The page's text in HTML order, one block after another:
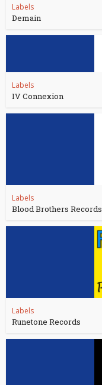
Labels
Demain
Labels
IV Connexion
Labels
Blood Brothers Records
Labels
Runetone Records